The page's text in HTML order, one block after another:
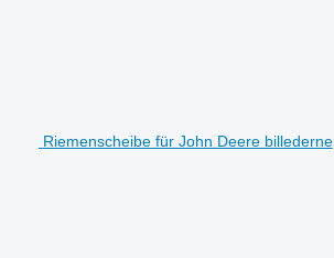
Riemenscheibe für John Deere billederne